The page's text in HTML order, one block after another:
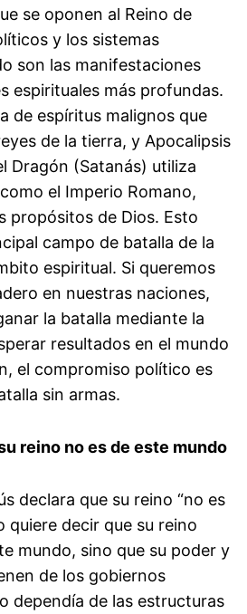
se oponen al Reino de
y los sistemas
son las manifestaciones
espirituales más profundas.
de espíritus malignos que
de la tierra, y Apocalipsis
Dragón (Satanás) utiliza
el Imperio Romano,
propósitos de Dios. Esto
campo de batalla de la
espiritual. Si queremos
en nuestras naciones,
la batalla mediante la
resultados en el mundo
el compromiso político es
sin armas.
reino no es de este mundo
declara que su reino “no es
quiere decir que su reino
mundo, sino que su poder y
de los gobiernos
dependía de las estructuras